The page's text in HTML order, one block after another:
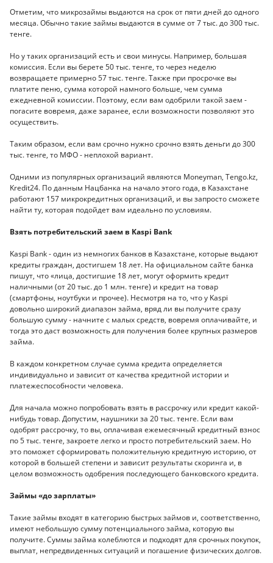
Отметим, что микрозаймы выдаются на срок от пяти дней до одного
месяца. Обычно такие займы выдаются в сумме от 7 тыс. до 300 тыс.
тенге.
Но у таких организаций есть и свои минусы. Например, большая
комиссия. Если вы берете 50 тыс. тенге, то через неделю
возвращаете примерно 57 тыс. тенге. Также при просрочке вы
платите пеню, сумма которой намного больше, чем сумма
ежедневной комиссии. Поэтому, если вам одобрили такой заем -
погасите вовремя, даже заранее, если возможности позволяют это
осуществить.
Таким образом, если вам срочно нужно срочно взять деньги до 300
тыс. тенге, то МФО - неплохой вариант.
Одними из популярных организаций являются Moneyman, Tengo.kz,
Kredit24. По данным Нацбанка на начало этого года, в Казахстане
работают 157 микрокредитных организаций, и вы запросто сможете
найти ту, которая подойдет вам идеально по условиям.
Взять потребительский заем в Kaspi Bank
Kaspi Bank - один из немногих банков в Казахстане, которые выдают
кредиты граждан, достигшем 18 лет. На официальном сайте банка
пишут, что «лица, достигшие 18 лет, могут оформить кредит
наличными (от 20 тыс. до 1 млн. тенге) и кредит на товар
(смартфоны, ноутбуки и прочее). Несмотря на то, что у Kaspi
довольно широкий диапазон займа, вряд ли вы получите сразу
большую сумму - начните с малых средств, вовремя оплачивайте, и
тогда это даст возможность для получения более крупных размеров
займа.
В каждом конкретном случае сумма кредита определяется
индивидуально и зависит от качества кредитной истории и
платежеспособности человека.
Для начала можно попробовать взять в рассрочку или кредит какой-
нибудь товар. Допустим, наушники за 20 тыс. тенге. Если вам
одобрят рассрочку, то вы, оплачивая ежемесячный кредитный взнос
по 5 тыс. тенге, закроете легко и просто потребительский заем. Но
это поможет сформировать положительную кредитную историю, от
которой в большей степени и зависит результаты скоринга и, в
целом возможность одобрения последующего банковского кредита.
Займы «до зарплаты»
Такие займы входят в категорию быстрых займов и, соответственно,
имеют небольшую сумму потенциального займа, которую вы
получите. Суммы займа колеблются и подходят для срочных покупок,
выплат, непредвиденных ситуаций и погашение физических долгов.